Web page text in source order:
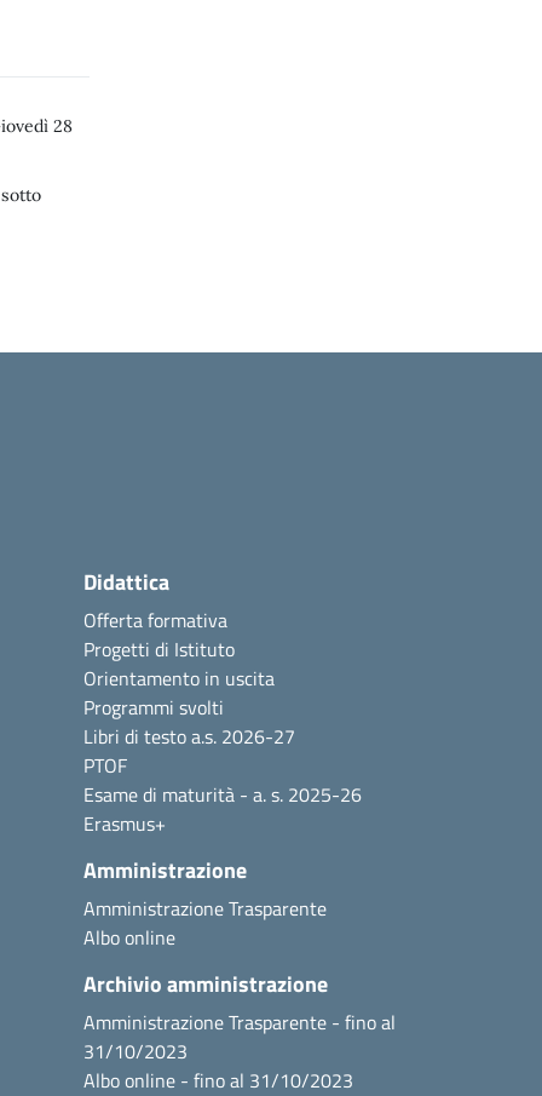
28
Didattica
Offerta formativa
Progetti di Istituto
Orientamento in uscita
Programmi svolti
Libri di testo a.s. 2026-27
PTOF
Esame di maturità - a. s. 2025-26
Erasmus+
Amministrazione
Amministrazione Trasparente
Albo online
Archivio amministrazione
Amministrazione Trasparente - fino al
31/10/2023
Albo online - fino al 31/10/2023